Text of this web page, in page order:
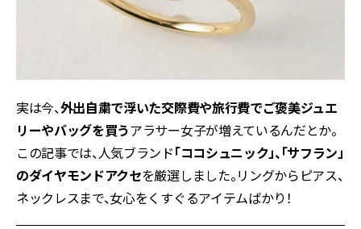
実は今、外出自粛で浮いた交際費や旅行費でご褒美ジュエ
リーやバッグを買うアラサー女子が増えているんだとか。
この記事では、人気ブランド「ココシュニック」、「サフラン」
のダイヤモンドアクセを厳選しました。リングからピアス、
ネックレスまで、女心をくすぐるアイテムばかり！